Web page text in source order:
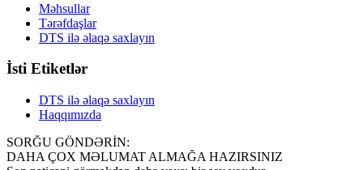
Məhsullar
Tərəfdaşlar
DTS ilə əlaqə saxlayın
İsti Etiketlər
DTS ilə əlaqə saxlayın
Haqqımızda
SORĞU GÖNDƏRİN:
DAHA ÇOX MƏLUMAT ALMAĞA HAZIRSINIZ